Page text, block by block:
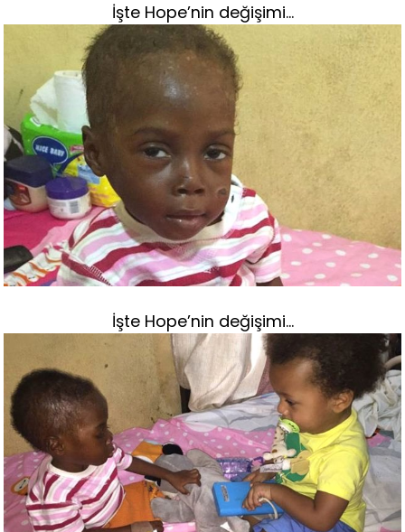
İşte Hope’nin değişimi…
İşte Hope’nin değişimi…